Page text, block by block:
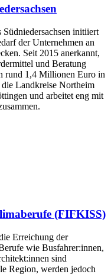
initiiert
der Unternehmen an
Seit 2015 anerkannt,
und Beratung
rund 1,4 Millionen Euro in
Landkreise Northeim
und arbeitet eng mit
(FIFKISS)
Erreichung der
wie Busfahrer:innen,
sind
Region, werden jedoch